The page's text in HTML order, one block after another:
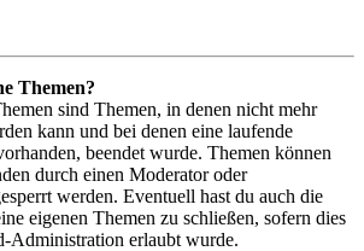
Themen?
sind Themen, in denen nicht mehr
kann und bei denen eine laufende
beendet wurde. Themen können
durch einen Moderator oder
werden. Eventuell hast du auch die
eigenen Themen zu schließen, sofern dies
Administration erlaubt wurde.